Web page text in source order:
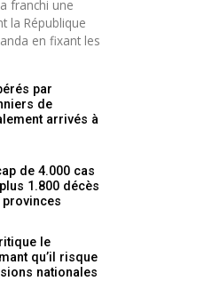
franchi une
la République
en fixant les
par
de
arrivés à
de 4.000 cas
1.800 décès
le
qu’il risque
nationales